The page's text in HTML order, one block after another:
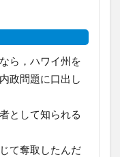
ら，ハワイ州を
政問題に口出し
として知られる
て奪取したんだ